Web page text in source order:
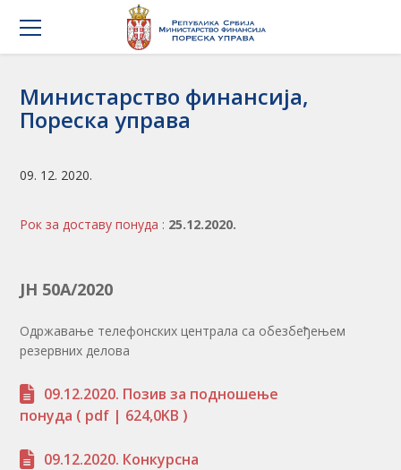
Министарство финансија,
Пореска управа
09. 12. 2020.
Рок за доставу понуда : 25.12.2020.
ЈН 50А/2020
Одржавање телефонских централа са обезбеђењем
резервних делова
09.12.2020. Позив за подношење
понуда ( pdf | 624,0KB )
09.12.2020. Конкурсна